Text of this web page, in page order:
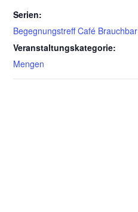
Serien:
Begegnungstreff Café Brauchbar
Veranstaltungskategorie:
Mengen